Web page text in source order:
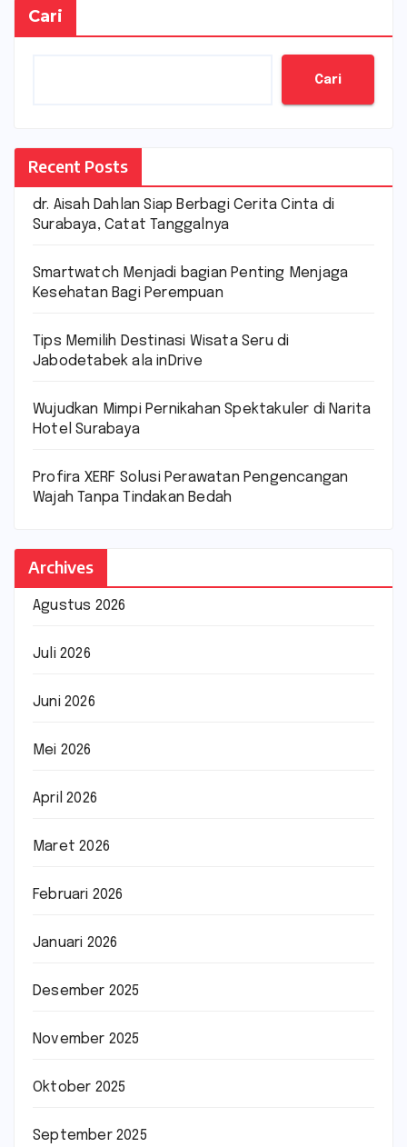
Cari
Cari
Recent Posts
dr. Aisah Dahlan Siap Berbagi Cerita Cinta di
Surabaya, Catat Tanggalnya
Smartwatch Menjadi bagian Penting Menjaga
Kesehatan Bagi Perempuan
Tips Memilih Destinasi Wisata Seru di
Jabodetabek ala inDrive
Wujudkan Mimpi Pernikahan Spektakuler di Narita
Hotel Surabaya
Profira XERF Solusi Perawatan Pengencangan
Wajah Tanpa Tindakan Bedah
Archives
Agustus 2026
Juli 2026
Juni 2026
Mei 2026
April 2026
Maret 2026
Februari 2026
Januari 2026
Desember 2025
November 2025
Oktober 2025
September 2025